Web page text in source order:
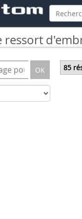
ressort
OK 85